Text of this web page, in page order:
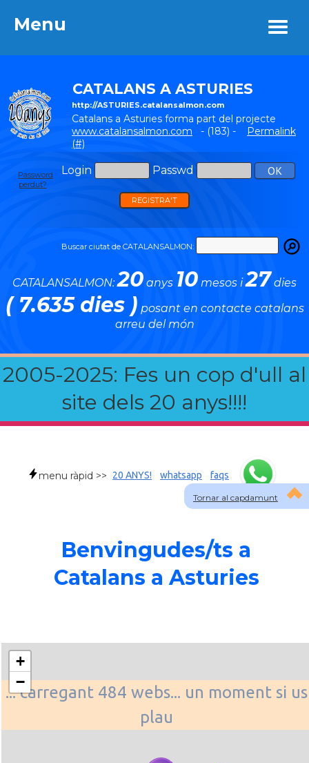
Menu
CATALANS A ASTURIES
http://ASTURIES.catalansalmon.com
Catalans a Asturies forma part del projecte
www.catalansalmon.com - (183) - Permalink
(#)
Login Passwd
Password
perdut?
REGISTRA'T
Buscar ciutat de CATALANSALMON:
CATALANSALMON:20 anys 10 mesos i27 dies
( 7.635 dies ) posant en contacte catalans
arreu del món
2005-2025: Fes un cop d'ull al
site dels 20 anys!!!!
Menu
Tornar al capdamunt
menu ràpid >> 20 ANYS! whatsapp faqs
Benvingudes/ts a
Catalans a Asturies
... carregant 484 webs... un moment si us
plau
+
−